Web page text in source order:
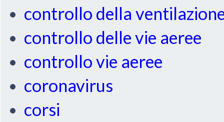
controllo della
controllo delle vie aeree
controllo vie aeree
coronavirus
corsi